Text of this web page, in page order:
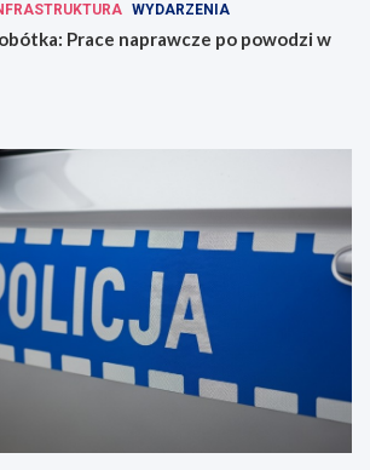
WYDARZENIA
Prace naprawcze po powodzi w